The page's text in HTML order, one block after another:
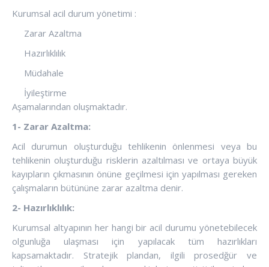
Kurumsal acil durum yönetimi :
Zarar Azaltma
Hazırlıklılık
Müdahale
İyileştirme
Aşamalarından oluşmaktadır.
1- Zarar Azaltma:
Acil durumun oluşturduğu tehlikenin önlenmesi veya bu
tehlikenin oluşturduğu risklerin azaltılması ve ortaya büyük
kayıpların çıkmasının önüne geçilmesi için yapılması gereken
çalışmaların bütününe zarar azaltma denir.
2- Hazırlıklılık:
Kurumsal altyapının her hangi bir acil durumu yönetebilecek
olgunluğa ulaşması için yapılacak tüm hazırlıkları
kapsamaktadır. Stratejik plandan, ilgili prosedğür ve